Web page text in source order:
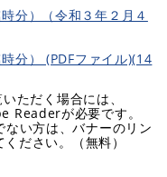
分）（令和３年２月４
分） (PDFファイル)(14
ただく場合には、
Readerが必要です。
い方は、バナーのリン
ださい。（無料）